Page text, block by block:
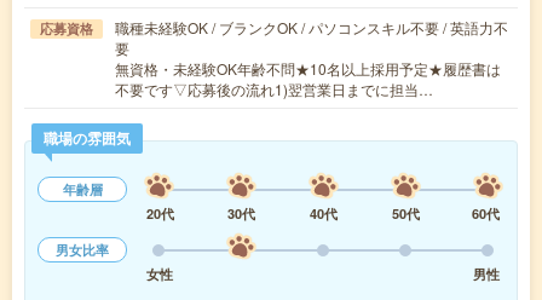
応募資格
職種未経験OK / ブランクOK / パソコンスキル不要 / 英語力不
要
無資格・未経験OK年齢不問★10名以上採用予定★履歴書は
不要です▽応募後の流れ1)翌営業日までに担当…
職場の雰囲気
年齢層
20代
30代 40代 50代
60代
男女比率
女性
男性